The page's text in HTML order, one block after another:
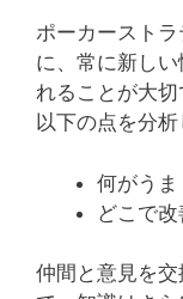
ポーカースト
に、常に新し
れることが大切
以下の点を分析
何がう
どこで
仲間と意見を